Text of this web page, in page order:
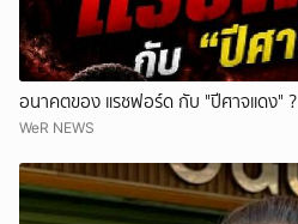
อนาคตของ แรชฟอร์ด กับ "ปีศาจแดง" ?
WeR NEWS